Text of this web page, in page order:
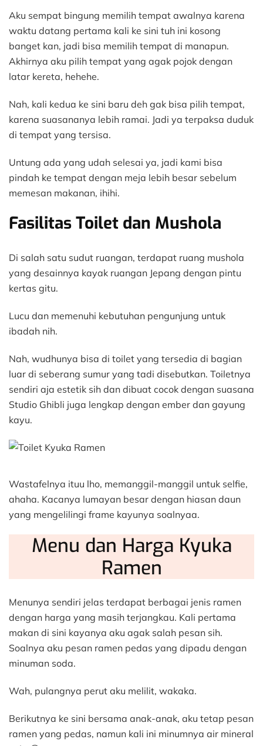
Aku sempat bingung memilih tempat awalnya karena
waktu datang pertama kali ke sini tuh ini kosong
banget kan, jadi bisa memilih tempat di manapun.
Akhirnya aku pilih tempat yang agak pojok dengan
latar kereta, hehehe.
Nah, kali kedua ke sini baru deh gak bisa pilih tempat,
karena suasananya lebih ramai. Jadi ya terpaksa duduk
di tempat yang tersisa.
Untung ada yang udah selesai ya, jadi kami bisa
pindah ke tempat dengan meja lebih besar sebelum
memesan makanan, ihihi.
Fasilitas Toilet dan Mushola
Di salah satu sudut ruangan, terdapat ruang mushola
yang desainnya kayak ruangan Jepang dengan pintu
kertas gitu.
Lucu dan memenuhi kebutuhan pengunjung untuk
ibadah nih.
Nah, wudhunya bisa di toilet yang tersedia di bagian
luar di seberang sumur yang tadi disebutkan. Toiletnya
sendiri aja estetik sih dan dibuat cocok dengan suasana
Studio Ghibli juga lengkap dengan ember dan gayung
kayu.
Wastafelnya ituu lho, memanggil-manggil untuk selfie,
ahaha. Kacanya lumayan besar dengan hiasan daun
yang mengelilingi frame kayunya soalnyaa.
Menu dan Harga Kyuka
Ramen
Menunya sendiri jelas terdapat berbagai jenis ramen
dengan harga yang masih terjangkau. Kali pertama
makan di sini kayanya aku agak salah pesan sih.
Soalnya aku pesan ramen pedas yang dipadu dengan
minuman soda.
Wah, pulangnya perut aku melilit, wakaka.
Berikutnya ke sini bersama anak-anak, aku tetap pesan
ramen yang pedas, namun kali ini minumnya air mineral